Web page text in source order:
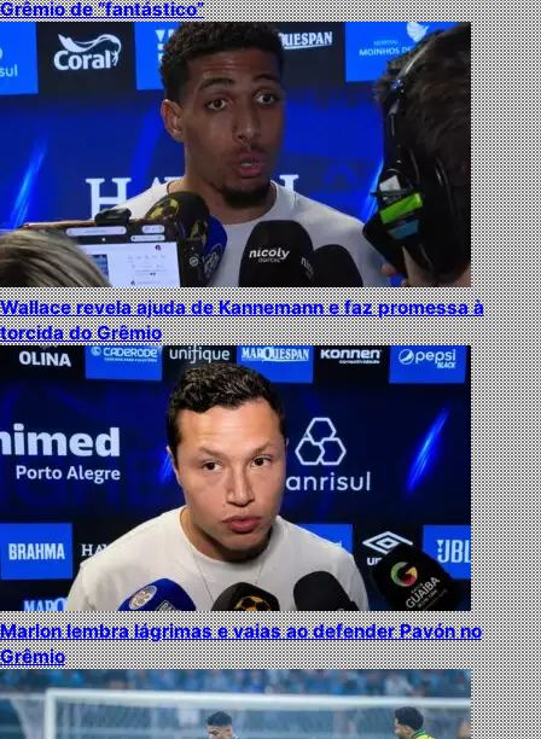
Grêmio de “fantástico”
Wallace revela ajuda de Kannemann e faz promessa à
torcida do Grêmio
Marlon lembra lágrimas e vaias ao defender Pavón no
Grêmio